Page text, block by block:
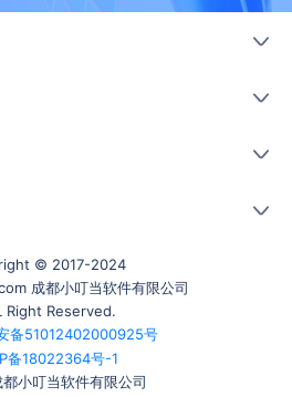
© 2017-2024
成都小叮当软件有限公司
Right Reserved.
备51012402000925号
备18022364号-1
小叮当软件有限公司